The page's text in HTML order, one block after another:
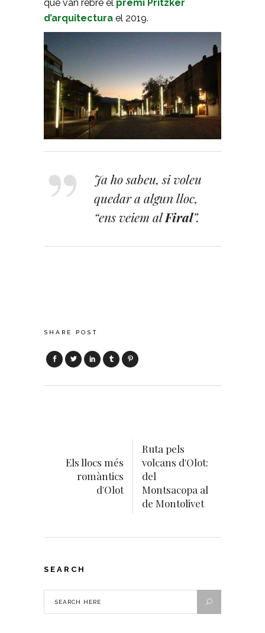
que van rebre el premi Pritzker
d’arquitectura el 2019.
Ja ho sabeu, si voleu
quedar a algun lloc,
“ens veiem alFiral”.
SHARE POST
Els llocs més
romàntics
d'Olot
Ruta pels
volcans d'Olot:
del
Montsacopa al
de Montolivet
SEARCH